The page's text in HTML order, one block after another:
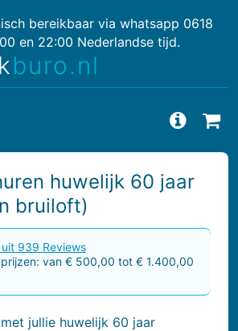
bereikbaar via whatsapp 0618
en 22:00 Nederlandse tijd.
buro.nl
huwelijk 60 jaar
bruiloft)
939 Reviews
van € 500,00 tot € 1.400,00
jullie huwelijk 60 jaar